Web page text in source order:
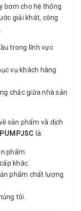
bơm cho hệ thống
giải khát, công
trong lĩnh vực
vụ khách hàng
chắc giữa nhà sản
sản phẩm và dịch
là:
phẩm.
khác.
phẩm chất lượng
tôi.